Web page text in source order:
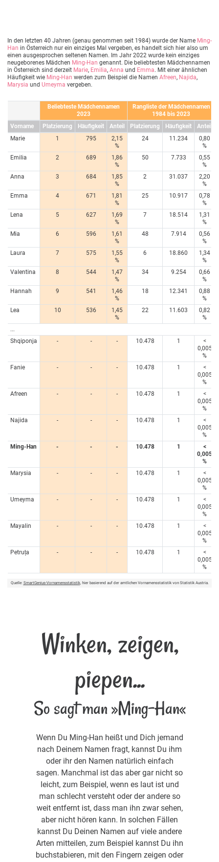
In den letzten 40 Jahren (genau genommen seit 1984) wurde der Name Ming-
Han in Österreich nur ein einziges Mal vergeben, es handelt sich hier also um
einen ausgesprochen seltenen Namen. Im Jahr 2022 wurde kein einziges
neugeborenes Mädchen Ming-Han genannt. Die beliebtesten Mädchennamen
in Österreich sind derzeit Marie, Emilia, Anna und Emma. Mit einer ähnlichen
Häufigkeit wie Ming-Han werden zum Beispiel die Namen Afreen, Najida,
Marysia und Umeyma vergeben.
Beliebteste Mädchennamen
2023
Rangliste der Mädchennamen
1984 bis 2023
Vorname
Platzierung Häufigkeit Anteil Platzierung Häufigkeit
Anteil
Marie
1 795
2,15
%
24 11.234
0,80
%
Emilia
2 689
1,86
%
50 7.733
0,55
%
Anna
3 684
1,85
%
2 31.037
2,20
%
Emma
4 671
1,81
%
25 10.917
0,78
%
Lena
5 627
1,69
%
7 18.514
1,31
%
Mia
6 596
1,61
%
48 7.914
0,56
%
Laura
7 575
1,55
%
6 18.860
1,34
%
Valentina
8 544
1,47
%
34 9.254
0,66
%
Hannah
9 541
1,46
%
18 12.341
0,88
%
Lea
10 536
1,45
%
22 11.603
0,82
%
...
Shqiponja
- - - 10.478 1
<
0,005
%
Fanie
- - - 10.478 1
<
0,005
%
Afreen
- - - 10.478 1
<
0,005
%
Najida
- - - 10.478 1
<
0,005
%
Ming-Han
- - - 10.478 1
<
0,005
%
Marysia
- - - 10.478 1
<
0,005
%
Umeyma
- - - 10.478 1
<
0,005
%
Mayalin
- - - 10.478 1
<
0,005
%
Petruța
- - - 10.478 1
<
0,005
%
Quelle: SmartGenius-Vornamensstatistik, hier basierend auf der amtlichen Vornamensstatistik von Statistik Austria.
Winken, zeigen,
piepen...
So sagt man »Ming-Han«
Wenn Du Ming-Han heißt und Dich jemand
nach Deinem Namen fragt, kannst Du ihm
oder ihr den Namen natürlich einfach
sagen. Manchmal ist das aber gar nicht so
leicht, zum Beispiel, wenn es laut ist und
man schlecht versteht oder der andere so
weit entfernt ist, dass man ihn zwar sehen,
aber nicht hören kann. In solchen Fällen
kannst Du Deinen Namen auf viele andere
Arten mitteilen, zum Beispiel kannst Du ihn
buchstabieren, mit den Fingern zeigen oder